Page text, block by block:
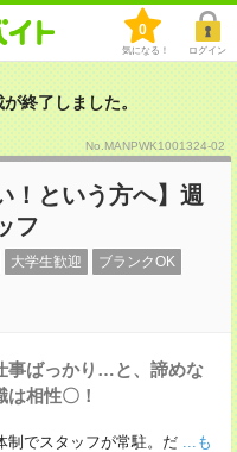
0
気になる！ ログイン
終了しました。
No.MANPWK1001324-02
！という方へ】週
フ
大学生歓迎 ブランクOK
事ばっかり…と、諦めな
相性〇！
制でスタッフが常駐。だ ...も